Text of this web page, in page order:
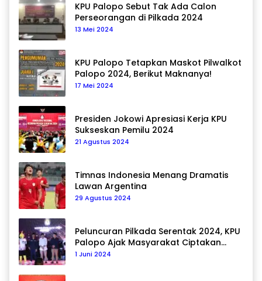
KPU Palopo Sebut Tak Ada Calon
Perseorangan di Pilkada 2024
13 Mei 2024
KPU Palopo Tetapkan Maskot Pilwalkot
Palopo 2024, Berikut Maknanya!
17 Mei 2024
Presiden Jokowi Apresiasi Kerja KPU
Sukseskan Pemilu 2024
21 Agustus 2024
Timnas Indonesia Menang Dramatis
Lawan Argentina
29 Agustus 2024
Peluncuran Pilkada Serentak 2024, KPU
Palopo Ajak Masyarakat Ciptakan
Pilkada Damai
1 Juni 2024